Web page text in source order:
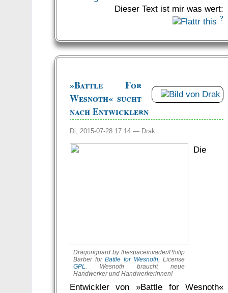
Dieser Text ist mir was wert:
?
»Battle For
Wesnoth« sucht
nach Entwicklern
Di, 2015-07-28 17:14 — Drak
Dragonguard by thespaceinvader/Philip
Barber forBattle for Wesnoth, License
GPL. Wesnoth braucht neue
Handwerker und Handwerkerinnen!
Die
Entwickler von »Battle for Wesnoth«